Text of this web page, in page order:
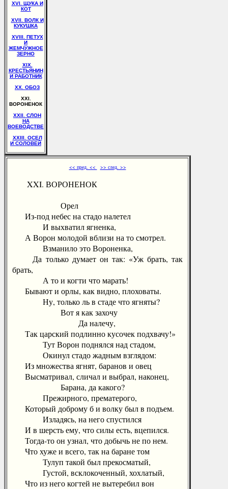
XVI. ЩУКА И
КОТ
XVII. ВОЛК И
КУКУШКА
XVIII. ПЕТУХ
И
ЖЕМЧУЖНОЕ
ЗЕРНО
XIX.
КРЕСТЬЯНИН
И РАБОТНИК
XX. ОБОЗ
XXI.
ВОРОНЕНОК
XXII. СЛОН
НА
ВОЕВОДСТВЕ
XXIII. ОСЕЛ
И СОЛОВЕЙ
<< пред. << >> след. >>
XXI. ВОРОНЕНОК
Орел
Из-под небес на стадо налетел
И выхватил ягненка,
А Ворон молодой вблизи на то смотрел.
Взманило это Вороненка,
Да только думает он так: «Уж брать, так
брать,
А то и когти что марать!
Бывают и орлы, как видно, плоховаты.
Ну, только ль в стаде что ягняты?
Вот я как захочу
Да налечу,
Так царский подлинно кусочек подхвачу!»
Тут Ворон поднялся над стадом,
Окинул стадо жадным взглядом:
Из множества ягнят, баранов и овец
Высматривал, сличал и выбрал, наконец,
Барана, да какого?
Прежирного, прематерого,
Который доброму б и волку был в подъем.
Изладясь, на него спустился
И в шерсть ему, что силы есть, вцепился.
Тогда-то он узнал, что добычь не по нем.
Что хуже и всего, так на баране том
Тулуп такой был прекосматый,
Густой, всклокоченный, хохлатый,
Что из него когтей не вытеребил вон